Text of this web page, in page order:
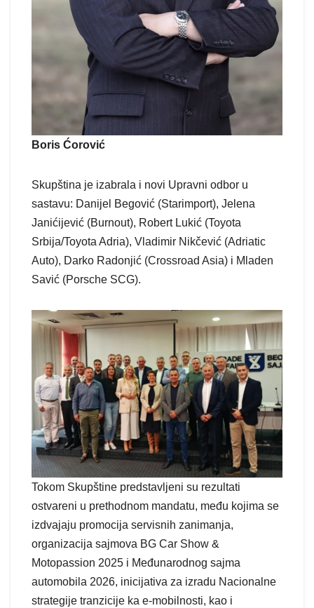
Boris Ćorović
Skupština je izabrala i novi Upravni odbor u
sastavu: Danijel Begović (Starimport), Jelena
Janićijević (Burnout), Robert Lukić (Toyota
Srbija/Toyota Adria), Vladimir Nikčević (Adriatic
Auto), Darko Radonjić (Crossroad Asia) i Mladen
Savić (Porsche SCG).
Tokom Skupštine predstavljeni su rezultati
ostvareni u prethodnom mandatu, među kojima se
izdvajaju promocija servisnih zanimanja,
organizacija sajmova BG Car Show &
Motopassion 2025 i Međunarodnog sajma
automobila 2026, inicijativa za izradu Nacionalne
strategije tranzicije ka e-mobilnosti, kao i